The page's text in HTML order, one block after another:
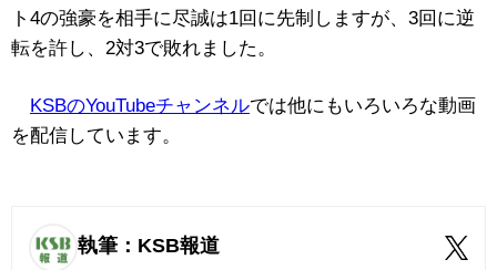
ト4の強豪を相手に尽誠は1回に先制しますが、3回に逆
転を許し、2対3で敗れました。
KSBのYouTubeチャンネルでは他にもいろいろな動画
を配信しています。
執筆：KSB報道